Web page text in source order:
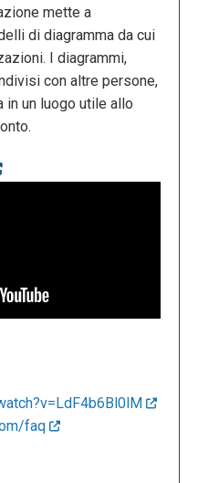
mette a
di diagramma da cui
I diagrammi,
con altre persone,
in un luogo utile allo
faq